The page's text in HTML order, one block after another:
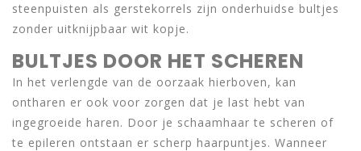
steenpuisten als gerstekorrels zijn onderhuidse bultjes
zonder uitknijpbaar wit kopje.
BULTJES DOOR HET SCHEREN
In het verlengde van de oorzaak hierboven, kan
ontharen er ook voor zorgen dat je last hebt van
ingegroeide haren. Door je schaamhaar te scheren of
te epileren ontstaan er scherp haarpuntjes. Wanneer